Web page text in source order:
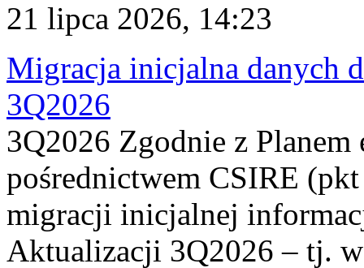
21 lipca 2026, 14:23
Migracja inicjalna danych
3Q2026
3Q2026 Zgodnie z
pośrednictwem CSIRE
migracji inicjalnej
Aktualizacji 3Q2026 – tj.